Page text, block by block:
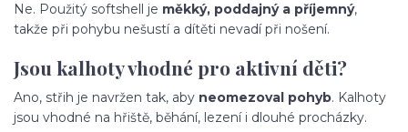
Ne. Použitý softshell je měkký, poddajný a příjemný,
takže při pohybu nešustí a dítěti nevadí při nošení.
Jsou kalhoty vhodné pro aktivní děti?
Ano, střih je navržen tak, aby neomezoval pohyb. Kalhoty
jsou vhodné na hřiště, běhání, lezení i dlouhé procházky.